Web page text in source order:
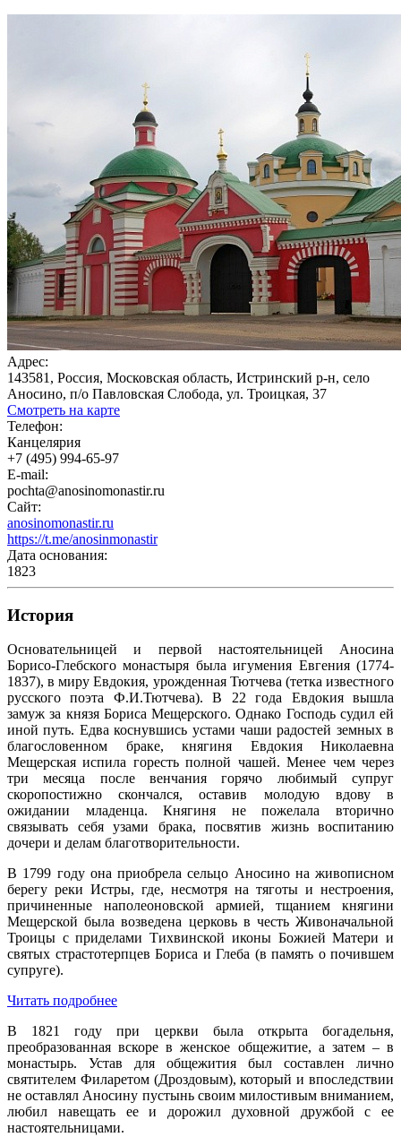
Адрес:
143581, Россия, Московская область, Истринский р-н, село
Аносино, п/о Павловская Слобода, ул. Троицкая, 37
Смотреть на карте
Телефон:
Канцелярия
+7 (495) 994-65-97
E-mail:
pochta@anosinomonastir.ru
Сайт:
anosinomonastir.ru
https://t.me/anosinmonastir
Дата основания:
1823
История
Основательницей и первой настоятельницей Аносина
Борисо-Глебского монастыря была игумения Евгения (1774-
1837), в миру Евдокия, урожденная Тютчева (тетка известного
русского поэта Ф.И.Тютчева). В 22 года Евдокия вышла
замуж за князя Бориса Мещерского. Однако Господь судил ей
иной путь. Едва коснувшись устами чаши радостей земных в
благословенном браке, княгиня Евдокия Николаевна
Мещерская испила горесть полной чашей. Менее чем через
три месяца после венчания горячо любимый супруг
скоропостижно скончался, оставив молодую вдову в
ожидании младенца. Княгиня не пожелала вторично
связывать себя узами брака, посвятив жизнь воспитанию
дочери и делам благотворительности.
В 1799 году она приобрела сельцо Аносино на живописном
берегу реки Истры, где, несмотря на тяготы и нестроения,
причиненные наполеоновской армией, тщанием княгини
Мещерской была возведена церковь в честь Живоначальной
Троицы с приделами Тихвинской иконы Божией Матери и
святых страстотерпцев Бориса и Глеба (в память о почившем
супруге).
Читать подробнее
В 1821 году при церкви была открыта богадельня,
преобразованная вскоре в женское общежитие, а затем – в
монастырь. Устав для общежития был составлен лично
святителем Филаретом (Дроздовым), который и впоследствии
не оставлял Аносину пустынь своим милостивым вниманием,
любил навещать ее и дорожил духовной дружбой с ее
настоятельницами.